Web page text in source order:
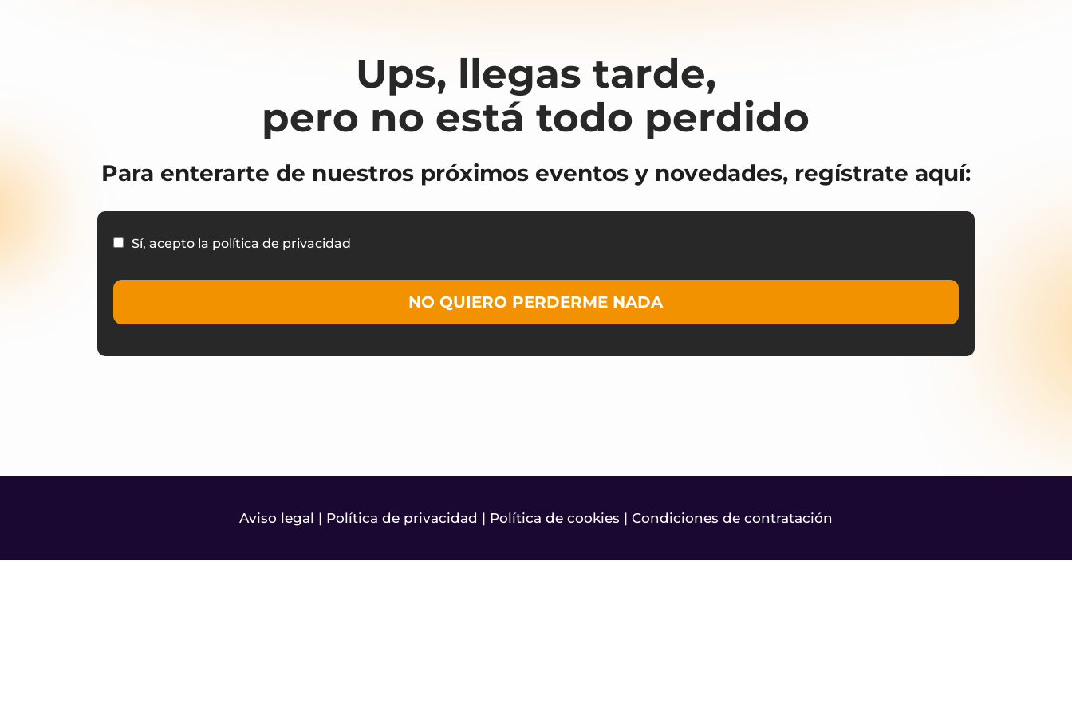
Ups, llegas tarde,
pero no está todo perdido
Para enterarte de nuestros próximos eventos y novedades, regístrate aquí:
Sí, acepto la política de privacidad
NO QUIERO PERDERME NADA
Aviso legal | Política de privacidad | Política de cookies | Condiciones de contratación